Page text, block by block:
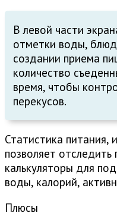
В левой части
отметки воды,
создании приема
количество
время, чтобы
перекусов.
Статистика питания,
позволяет
калькуляторы для
воды, калорий,
Плюсы